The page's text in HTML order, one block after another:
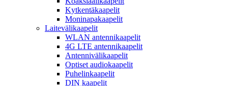
Kytkentäkaapelit
Moninapakaapelit
Laitevälikaapelit
WLAN antennikaapelit
4G LTE antennikaapelit
Antennivälikaapelit
Optiset audiokaapelit
Puhelinkaapelit
DIN kaapelit